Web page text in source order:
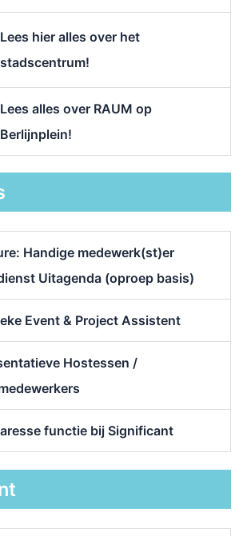
Lees hier alles over het
stadscentrum!
Lees alles over RAUM op
Berlijnplein!
Handige medewerk(st)er
Uitagenda (oproep basis)
Event & Project Assistent
Hostessen /
functie bij Significant